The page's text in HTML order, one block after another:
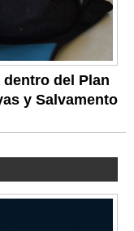
del Plan
y Salvamento